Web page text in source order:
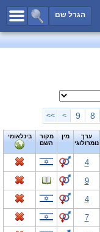
הגרל שם
כל השמות
שמות לבנים
שמות נפוצים
קטגוריות
מפורסמיםחדש!
נומרולוגיה
צור קשר
8
9
>
>>
ערך
נומרולוגי
מין
מקור
השם
בינלאומי
4
9
4
7